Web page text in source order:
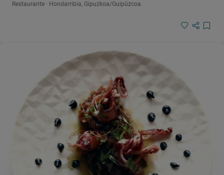
Restaurante · Hondarribia, Gipuzkoa/Guipúzcoa